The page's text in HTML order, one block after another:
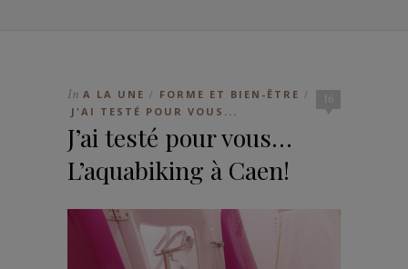
16
In A LA UNE / FORME ET BIEN-ÊTRE /
J'AI TESTÉ POUR VOUS...
J’ai testé pour vous…
L’aquabiking à Caen!